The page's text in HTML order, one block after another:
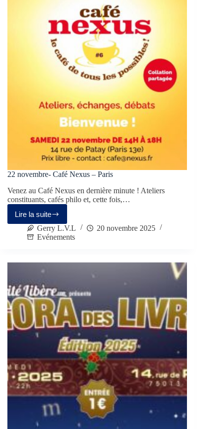
22 novembre- Café Nexus – Paris
Venez au Café Nexus en dernière minute ! Ateliers
constituants, cafés philo et, cette fois,…
Lire la suite
Gerry L.V.L
20 novembre 2025
Evénements